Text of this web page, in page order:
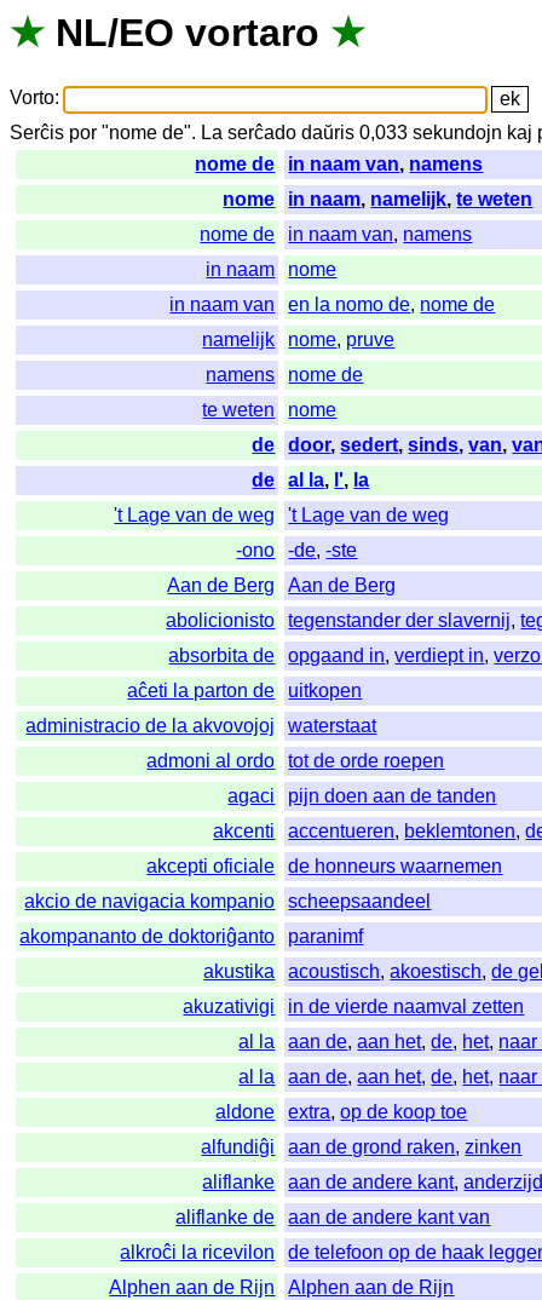
★ NL/EO vortaro ★
Vorto:
Serĉis por "nome de". La serĉado daŭris 0,033sekundojn kaj
nome de
in naam van, namens
nome
in naam, namelijk,te weten
nome de
in naam van, namens
in naam
nome
in naam van
en la nomo de, nome de
namelijk
nome, pruve
namens
nome de
te weten
nome
de
door,sedert,sinds,van,
de
al la, l', la
't Lage van de weg
't Lage van de weg
-ono
-de,-ste
Aan de Berg
Aan de Berg
abolicionisto
tegenstander der slavernij,
absorbita de
opgaand in,verdiept in,
aĉeti la parton de
uitkopen
administracio de la akvovojoj
waterstaat
admoni al ordo
tot de orde roepen
agaci
pijn doen aan de tanden
akcenti
accentueren, beklemtonen,
akcepti oficiale
de honneurs waarnemen
akcio de navigacia kompanio
scheepsaandeel
akompananto de doktoriĝanto
paranimf
akustika
acoustisch,akoestisch,de
akuzativigi
in de vierde naamval zetten
al la
aan de,aan het,de, het, naar
al la
aan de,aan het,de, het, naar
aldone
extra,op de koop toe
alfundiĝi
aan de grond raken,zinken
aliflanke
aan de andere kant,
aliflanke de
aan de andere kant van
alkroĉi la ricevilon
de telefoon op de haak
Alphen aan de Rijn
Alphen aan de Rijn